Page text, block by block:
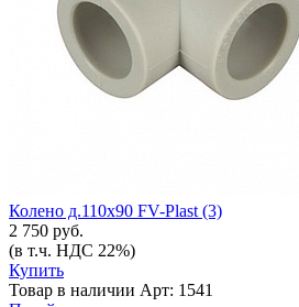
Колено д.110х90 FV-Plast (3)
2 750 руб.
(в т.ч. НДС 22%)
Купить
Товар в наличии Арт: 1541